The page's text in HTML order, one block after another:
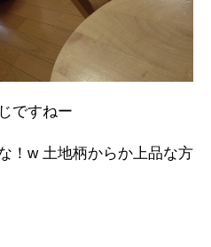
ですねー
！w 土地柄からか上品な方